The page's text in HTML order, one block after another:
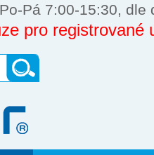
Pá 7:00-15:30, dle
pro registrované